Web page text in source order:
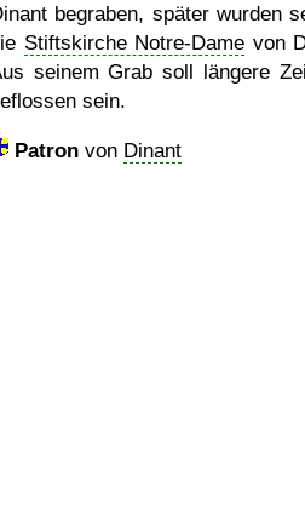
begraben, später wurden
Stiftskirche Notre-Dame von
seinem Grab soll längere
sein.
Patron von Dinant